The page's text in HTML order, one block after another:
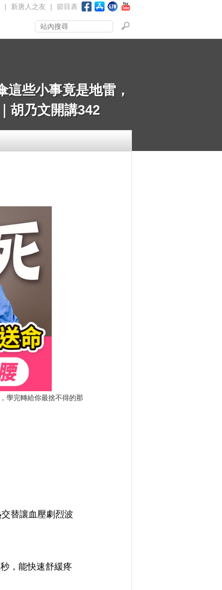
| 新唐人之友 | 節目表
些小事竟是地雷，
胡乃文開講342
學完轉給你最捨不得的那
替讓血壓劇烈波
，能快速舒緩疼